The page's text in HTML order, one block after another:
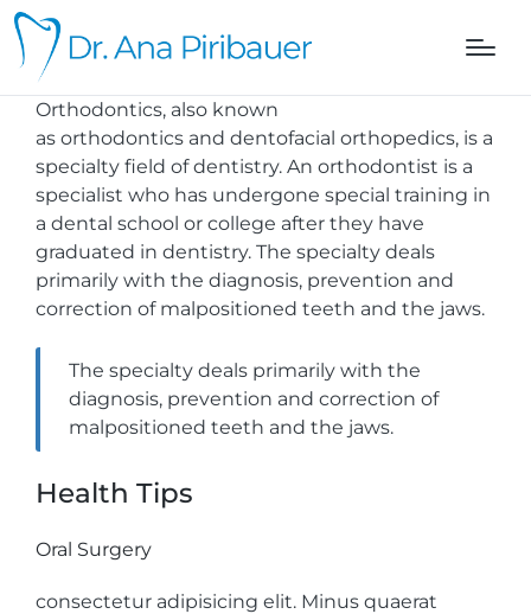
Orthodontics, also known
as orthodontics and dentofacial orthopedics, is a
specialty field of dentistry. An orthodontist is a
specialist who has undergone special training in
a dental school or college after they have
graduated in dentistry. The specialty deals
primarily with the diagnosis, prevention and
correction of malpositioned teeth and the jaws.
The specialty deals primarily with the
diagnosis, prevention and correction of
malpositioned teeth and the jaws.
Health Tips
Oral Surgery
consectetur adipisicing elit. Minus quaerat